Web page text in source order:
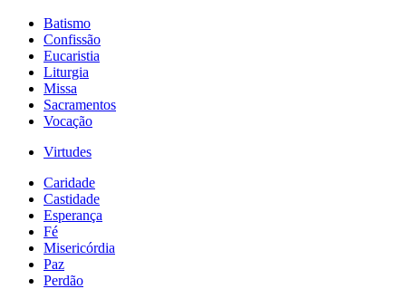
Batismo
Confissão
Eucaristia
Liturgia
Missa
Sacramentos
Vocação
Virtudes
Caridade
Castidade
Esperança
Fé
Misericórdia
Paz
Perdão